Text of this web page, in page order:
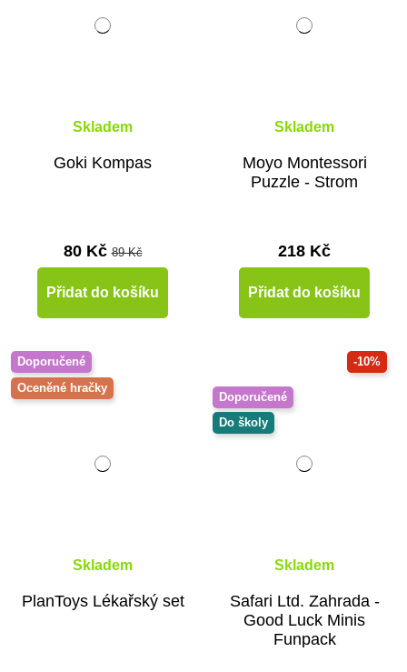
Skladem
Goki Kompas
80 Kč89 Kč
Přidat do košíku
Skladem
Moyo Montessori
Puzzle - Strom
218 Kč
Přidat do košíku
Doporučené
Oceněné hračky
Skladem
PlanToys Lékařský set
-10%
Doporučené
Do školy
Skladem
Safari Ltd. Zahrada -
Good Luck Minis
Funpack